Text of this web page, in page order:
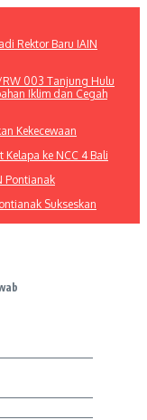
Rektor Baru IAIN
003 Tanjung Hulu
Iklim dan Cegah
Kekecewaan
ke NCC 4 Bali
Pontianak
Sukseskan